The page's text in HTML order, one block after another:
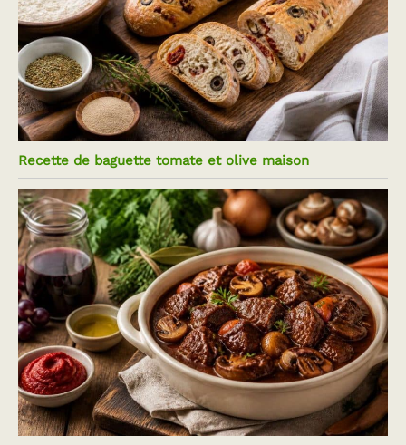
Recette de baguette tomate et olive maison